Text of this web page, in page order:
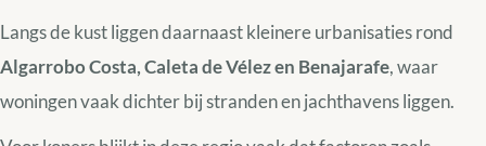
Langs de kust liggen daarnaast kleinere urbanisaties rond
Algarrobo Costa, Caleta de Vélez en Benajarafe, waar
woningen vaak dichter bij stranden en jachthavens liggen.